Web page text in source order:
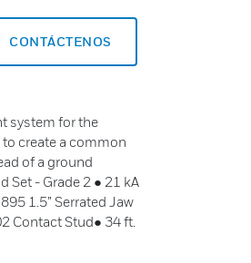
CONTÁCTENOS
system for the
create a common
of a ground
Set - Grade 2 ● 21 kA
1.5” Serrated Jaw
Contact Stud● 34 ft.